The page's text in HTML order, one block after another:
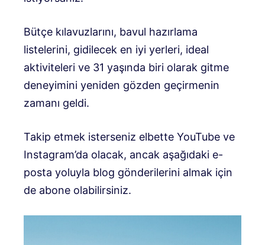
Bütçe kılavuzlarını, bavul hazırlama
listelerini, gidilecek en iyi yerleri, ideal
aktiviteleri ve 31 yaşında biri olarak gitme
deneyimini yeniden gözden geçirmenin
zamanı geldi.
Takip etmek isterseniz elbette YouTube ve
Instagram’da olacak, ancak aşağıdaki e-
posta yoluyla blog gönderilerini almak için
de abone olabilirsiniz.